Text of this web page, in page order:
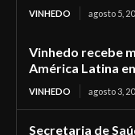
VINHEDO agosto 5,
Vinhedo recebe
América Latina
VINHEDO agosto 3,
Secretaria de